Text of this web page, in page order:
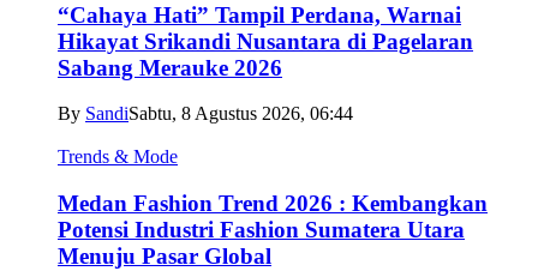
“Cahaya Hati” Tampil Perdana, Warnai
Hikayat Srikandi Nusantara di Pagelaran
Sabang Merauke 2026
By SandiSabtu, 8 Agustus 2026, 06:44
Trends & Mode
Medan Fashion Trend 2026 : Kembangkan
Potensi Industri Fashion Sumatera Utara
Menuju Pasar Global